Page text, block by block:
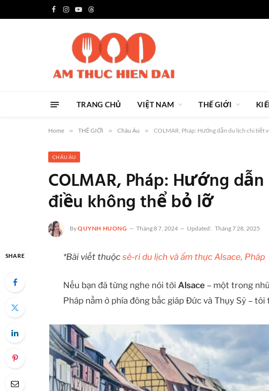
Facebook
Instagram
YouTubeThreads
TRANG CHỦ VIỆT NAM THẾ GIỚI
Home » THẾ GIỚI » Châu Âu » COLMAR, Pháp: Hướng dẫn du lịch chi tiết
CHÂU ÂU
COLMAR, Pháp: Hướng
điều không thể bỏ lỡ
ByQUYNH HUONG Tháng 8 7, 2024 Updated: Tháng 7 28, 2025
SHARE *Bài viết thuộcsê-ri du lịch và ẩm thực Alsace, Pháp
Nếu bạn đã từng nghe nói tớiAlsace – một trong
Pháp nằm ở phía đông bắc giáp Đức và Thụy Sỹ –